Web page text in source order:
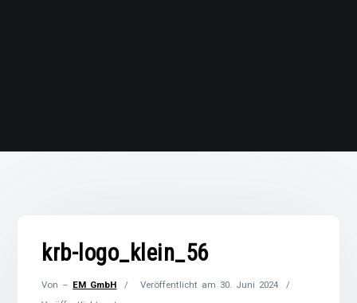
krb-logo_klein_56
Von – EM GmbH Veröffentlicht am 30. Juni 2024